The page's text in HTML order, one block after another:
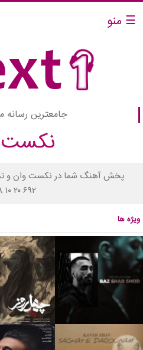
☰ منو
جامعترین رسانه
نکست
پخش آهنگ شما در نکست وان و
۰۹۳۸ ۱۰
ویژه ها